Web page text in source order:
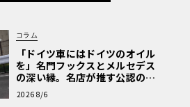
コラム
「ドイツ車にはドイツのオイル
を」名門フックスとメルセデス
の深い縁。名店が推す公認の安
心と、Cクラスで味わうシルキー
な走り〈PR〉
2026 8/6